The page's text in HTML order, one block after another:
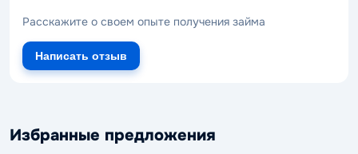
Расскажите о своем опыте получения займа
Написать отзыв
Избранные предложения